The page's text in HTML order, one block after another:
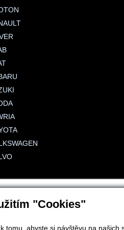
"Cookies"
tomu, abyste si návštěvu na